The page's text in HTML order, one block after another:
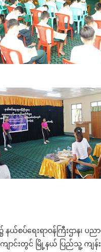
ယ်စပ်ရေးရာဝန်ကြီးဌာန၊ ပ
ောင်းတွင် မြို့နယ် ပြည်သူ့ ကျန်